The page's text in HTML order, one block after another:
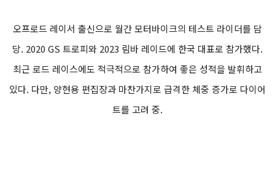
오프로드 레이서 출신으로 월간 모터바이크의 테스트 라이더를 담
당. 2020 GS 트로피와 2023 림바 레이드에 한국 대표로 참가했다.
최근 로드 레이스에도 적극적으로 참가하여 좋은 성적을 발휘하고
있다. 다만, 양현용 편집장과 마찬가지로 급격한 체중 증가로 다이어
트를 고려 중.